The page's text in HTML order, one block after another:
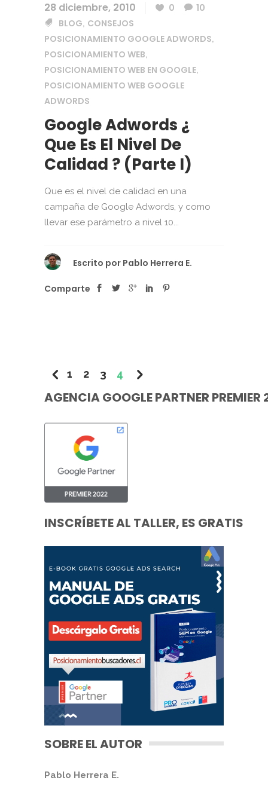
28 diciembre, 2010 0
10
BLOG, CONSEJOS
POSICIONAMIENTO GOOGLE ADWORDS,
POSICIONAMIENTO WEB,
POSICIONAMIENTO WEB EN GOOGLE,
POSICIONAMIENTO WEB GOOGLE
ADWORDS
Google Adwords ¿
Que Es El Nivel De
Calidad ? (Parte I)
Que es el nivel de calidad en una
campaña de Google Adwords, y como
llevar ese parámetro a nivel 10...
Escrito por Pablo Herrera E.
Comparte
1 2 3 4
AGENCIA GOOGLE PARTNER PREMIER
INSCRÍBETE AL TALLER, ES GRATIS
SOBRE EL AUTOR
Pablo Herrera E.